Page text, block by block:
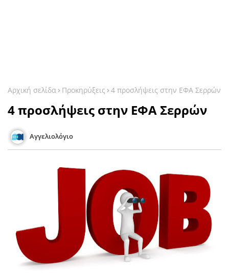
Αρχική σελίδα Προκηρύξεις 4 προσλήψεις στην ΕΦΑ Σερρών
4 προσλήψεις στην ΕΦΑ Σερρών
Αγγελιολόγιο